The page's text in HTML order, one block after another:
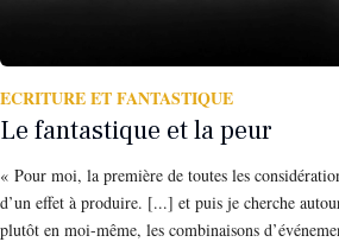
ECRITURE ET FANTASTIQUE
Le fantastique et la peur
« Pour moi, la première de toutes les
d’un effet à produire. [...] et puis je cherche
plutôt en moi-même, les combinaisons